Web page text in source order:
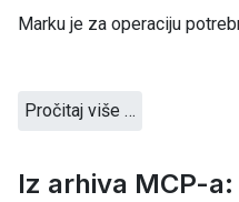
Marku je za operaciju
Pročitaj više …
Iz arhiva MCP-a: